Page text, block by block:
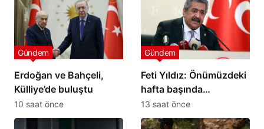
Erdoğan ve Bahçeli,
Külliye’de buluştu
Gündem
10 saat önce
Feti Yıldız: Önümüzdeki
hafta başında
kanunlaşacak
Gündem
13 saat önce